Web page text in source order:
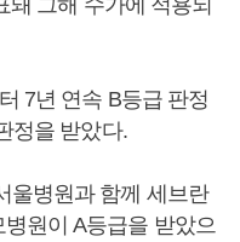
돼 그해 수가에 적용되
7년 연속 B등급 판정
정을 받았다.
울병원과 함께 세브란
원이 A등급을 받았으